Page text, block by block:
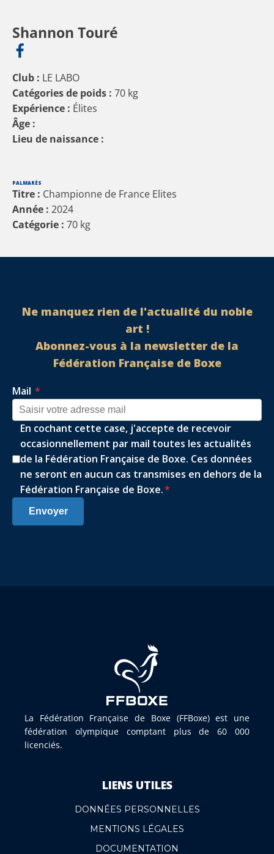
Shannon Touré
Club : LE LABO
Catégories de poids : 70 kg
Expérience : Élites
Âge :
Lieu de naissance :
PALMARÈS
Titre : Championne de France Elites
Année : 2024
Catégorie : 70 kg
Ne manquez rien de l'actualité du noble
art !
Abonnez-vous à la newsletter de la
Fédération Française de Boxe
Mail *
En cochant cette case, j'accepte de recevoir
occasionnellement par mail toutes les actualités
de la Fédération Française de Boxe. Ces données
ne seront en aucun cas transmises en dehors de la
Fédération Française de Boxe.*
Envoyer
La Fédération Française de Boxe (FFBoxe) est une
fédération olympique comptant plus de 60 000
licenciés.
LIENS UTILES
DONNÉES PERSONNELLES
MENTIONS LÉGALES
DOCUMENTATION